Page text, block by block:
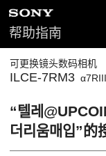
帮助指南
可更换镜头数码相机
ILCE-7RM3 α7RIII
“텔레
더리움매입”的